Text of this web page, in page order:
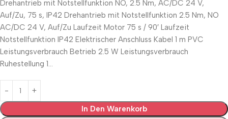
Drehantrieb mit Notstellfunktion NO, 2.5 Nm, AC/DC 24 V,
Auf/Zu, 75 s, IP42 Drehantrieb mit Notstellfunktion 2.5 Nm, NO
AC/DC 24 V, Auf/Zu Laufzeit Motor 75 s / 90′ Laufzeit
Notstellfunktion IP42 Elektrischer Anschluss Kabel 1 m PVC
Leistungsverbrauch Betrieb 2.5 W Leistungsverbrauch
Ruhestellung 1…
In Den Warenkorb